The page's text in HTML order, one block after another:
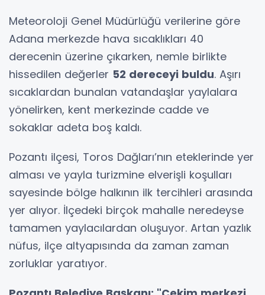
Meteoroloji Genel Müdürlüğü verilerine göre
Adana merkezde hava sıcaklıkları 40
derecenin üzerine çıkarken, nemle birlikte
hissedilen değerler 52 dereceyi buldu. Aşırı
sıcaklardan bunalan vatandaşlar yaylalara
yönelirken, kent merkezinde cadde ve
sokaklar adeta boş kaldı.
Pozantı ilçesi, Toros Dağları’nın eteklerinde yer
alması ve yayla turizmine elverişli koşulları
sayesinde bölge halkının ilk tercihleri arasında
yer alıyor. İlçedeki birçok mahalle neredeyse
tamamen yaylacılardan oluşuyor. Artan yazlık
nüfus, ilçe altyapısında da zaman zaman
zorluklar yaratıyor.